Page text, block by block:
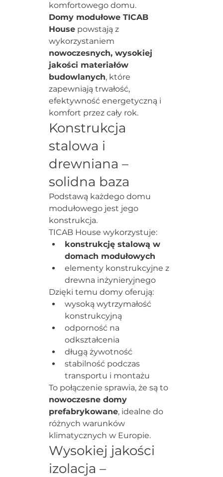
komfortowego domu.
Domy modułowe TICAB
House powstają z
wykorzystaniem
nowoczesnych, wysokiej
jakości materiałów
budowlanych, które
zapewniają trwałość,
efektywność energetyczną i
komfort przez cały rok.
Konstrukcja
stalowa i
drewniana –
solidna baza
Podstawą każdego domu
modułowego jest jego
konstrukcja.
TICAB House wykorzystuje:
konstrukcję stalową w
domach modułowych
elementy konstrukcyjne z
drewna inżynieryjnego
Dzięki temu domy oferują:
wysoką wytrzymałość
konstrukcyjną
odporność na
odkształcenia
długą żywotność
stabilność podczas
transportu i montażu
To połączenie sprawia, że są to
nowoczesne domy
prefabrykowane, idealne do
różnych warunków
klimatycznych w Europie.
Wysokiej jakości
izolacja –